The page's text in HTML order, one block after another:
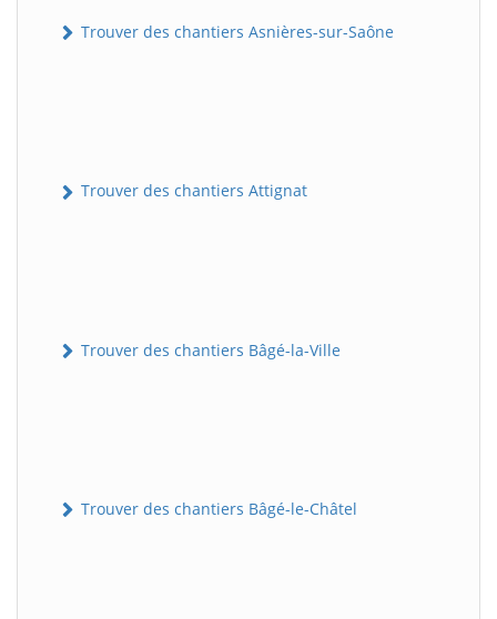
Trouver des chantiers Asnières-sur-Saône
Trouver des chantiers Attignat
Trouver des chantiers Bâgé-la-Ville
Trouver des chantiers Bâgé-le-Châtel